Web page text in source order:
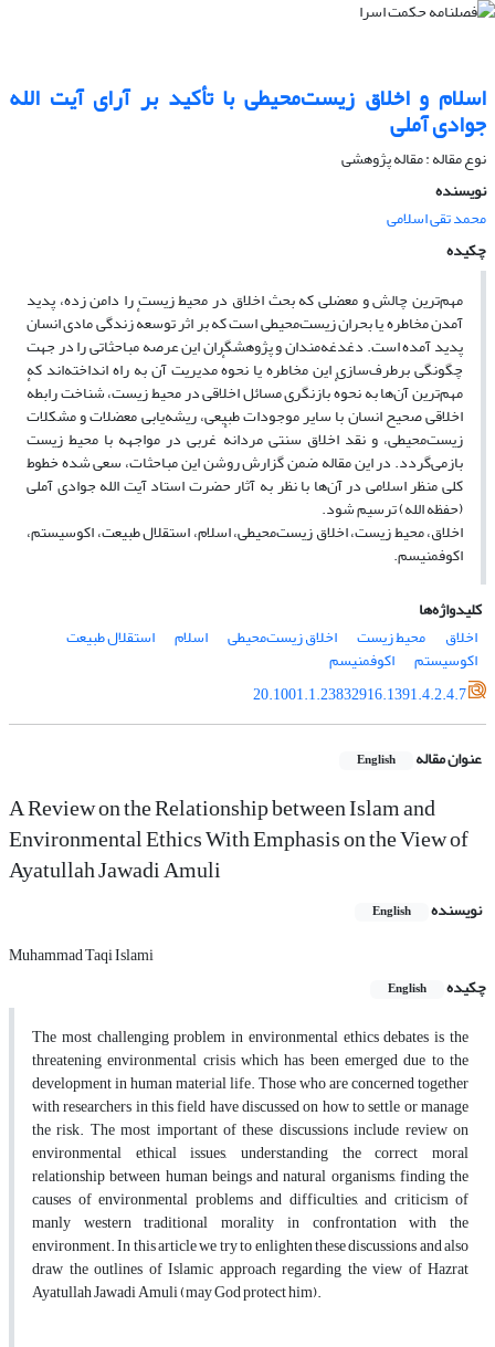
اسلام و اخلاق زیست‌محیطی با تأکید بر آرای آیت الله
جوادی آملی
نوع مقاله : مقاله پژوهشی
نویسنده
محمد تقی اسلامی
چکیده
مهم‌ترین چالش و معضلی که بحث اخلاق در محیط زیست را دامن زده، پدید
آمدن مخاطره یا بحران زیست‌محیطی است که بر اثر توسعهٔ زندگی مادی انسان
پدید آمده است. دغدغه‌مندان و پژوهشگران این عرصه مباحثاتی را در جهت
چگونگی برطرف‌سازی این مخاطره یا نحوهٔ مدیریت آن به راه انداخته‌اند که
مهم‌ترین آن‌ها به نحوهٔ بازنگری مسائل اخلاقی در محیط زیست، شناخت رابطهٔ
اخلاقی صحیح انسان با سایر موجودات طبیعی، ریشه‌یابی معضلات و مشکلات
زیست‌محیطی، و نقد اخلاق سنتی مردانهٔ غربی در مواجهه با محیط زیست
بازمی‌گردد. در این مقاله ضمن گزارش روشن این مباحثات، سعی شده خطوط
کلی منظر اسلامی در آن‌ها با نظر به آثار حضرت استاد آیت الله جوادی آملی
(حفظه الله) ترسیم شود.
اخلاق، محیط زیست، اخلاق زیست‌محیطی، اسلام، استقلال طبیعت، اکوسیستم،
اکوفمنیسم.
کلیدواژه‌ها
اخلاق
محیط زیست اخلاق زیست‌محیطی اسلام استقلال طبیعت
اکوسیستم
اکوفمنیسم
20.1001.1.23832916.1391.4.2.4.7
عنوان مقاله English
A Review on the Relationship between Islam and
Environmental Ethics With Emphasis on the View of
Ayatullah Jawadi Amuli
نویسنده English
Muhammad Taqi Islami
چکیده
English
The most challenging problem in environmental ethics debates is the
threatening environmental crisis which has been emerged due to the
development in human material life. Those who are concerned together
with researchers in this field have discussed on how to settle or manage
the risk. The most important of these discussions include review on
environmental ethical issues, understanding the correct moral
relationship between human beings and natural organisms, finding the
causes of environmental problems and difficulties, and criticism of
manly western traditional morality in confrontation with the
environment. In this article we try to enlighten these discussions and also
draw the outlines of Islamic approach regarding the view of Hazrat
Ayatullah Jawadi Amuli (may God protect him).